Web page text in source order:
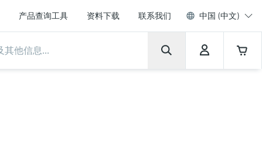
产品查询工具 资料下载 联系我们 中国 (中文)